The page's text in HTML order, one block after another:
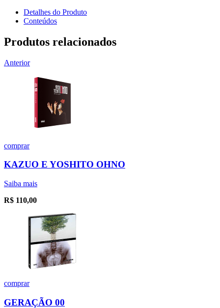
Detalhes do Produto
Conteúdos
Produtos relacionados
Anterior
comprar
KAZUO E YOSHITO OHNO
Saiba mais
R$ 110,00
comprar
GERAÇÃO 00